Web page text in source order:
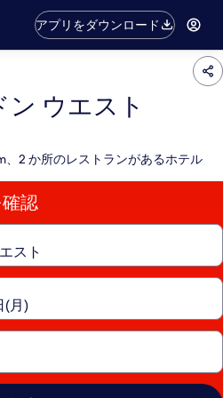
アプリをダウンロード
ウエスト
、2 か所のレストランがあるホテル
認